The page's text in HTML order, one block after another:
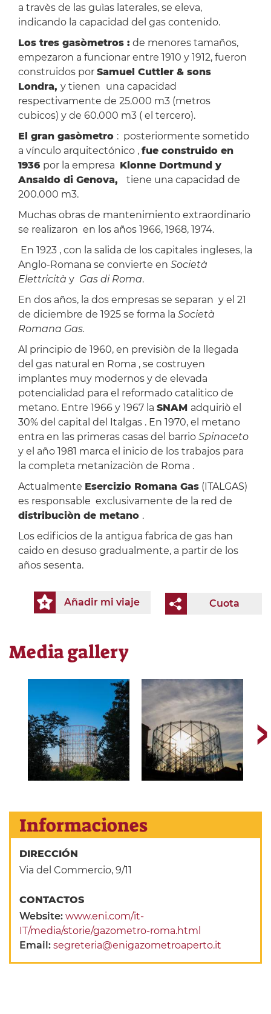
a travès de las guìas laterales, se eleva,
indicando la capacidad del gas contenido.
Los tres gasòmetros : de menores tamaños,
empezaron a funcionar entre 1910 y 1912, fueron
construidos por Samuel Cuttler & sons
Londra, y tienen una capacidad
respectivamente de 25.000 m3 (metros
cubicos) y de 60.000 m3 ( el tercero).
El gran gasòmetro : posteriormente sometido
a vínculo arquitectónico , fue construido en
1936 por la empresa Klonne Dortmund y
Ansaldo di Genova,
tiene una capacidad de
200.000 m3.
Muchas obras de mantenimiento extraordinario
se realizaron en los años 1966, 1968, 1974.
En 1923 , con la salida de los capitales ingleses, la
Anglo-Romana se convierte en Società
Elettricità yGas di Roma.
En dos años, la dos empresas se separan y el 21
de diciembre de 1925 se forma la Società
Romana Gas.
Al principio de 1960, en previsiòn de la llegada
del gas natural en Roma , se costruyen
implantes muy modernos y de elevada
potencialidad para el reformado catalitico de
metano. Entre 1966 y 1967 la SNAM adquiriò el
30% del capital del Italgas . En 1970, el metano
entra en las primeras casas del barrioSpinaceto
y el año 1981 marca el inicio de los trabajos para
la completa metanizaciòn de Roma .
Actualmente Esercizio Romana Gas(ITALGAS)
es responsable exclusivamente de la red de
distribuciòn de metano .
Los edificios de la antigua fabrica de gas han
caido en desuso gradualmente, a partir de los
años sesenta.
Cuota
Añadir mi viaje
Media gallery
Informaciones
DIRECCIÓN
Via del Commercio, 9/11
CONTACTOS
Website:www.eni.com/it-
IT/media/storie/gazometro-roma.html
Email:segreteria@enigazometroaperto.it